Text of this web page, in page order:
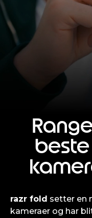
razr fold setter en
kameraer og har